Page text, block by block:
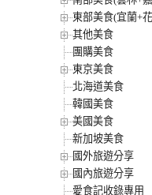
東部美食(宜蘭+
其他美食
團購美食
東京美食
北海道美食
韓國美食
美國美食
新加坡美食
國外旅遊分享
國內旅遊分享
愛食記收錄專用